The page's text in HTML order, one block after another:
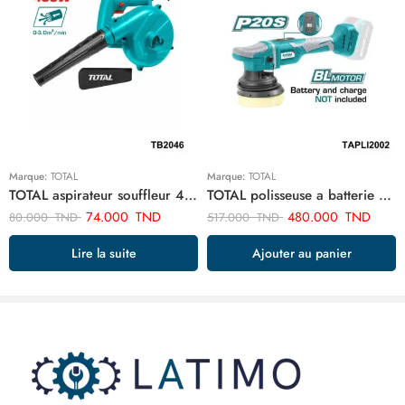
Marque: TOTAL
TOTAL aspirateur souffleur 400w TB2046
80.000TND 74.000 TND
Lire la suite
Marque: TOTAL
TOTAL polisseuse a batterie TAPLI2002
517.000TND 480.000 TND
Ajouter au panier